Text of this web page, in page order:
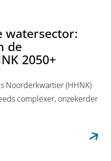
watersector:
de
2050+
Noorderkwartier (HHNK)
complexer, onzekerder